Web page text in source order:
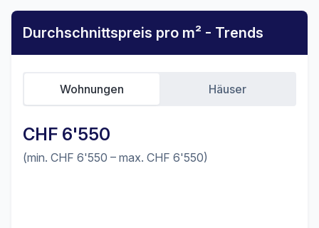
Durchschnittspreis pro m² - Trends
CHF 6'550
(min. CHF 6'550 – max. CHF 6'550)
Wohnungen Häuser